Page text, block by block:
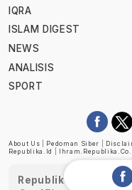
IQRA
ISLAM DIGEST
NEWS
ANALISIS
SPORT
About Us Pedoman Siber
Republika.id
Republika telah